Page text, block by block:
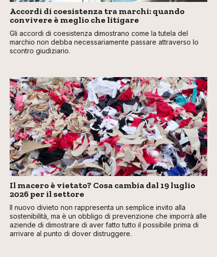
Accordi di coesistenza tra marchi: quando
convivere è meglio che litigare
Gli accordi di coesistenza dimostrano come la tutela del
marchio non debba necessariamente passare attraverso lo
scontro giudiziario.
Il macero è vietato? Cosa cambia dal 19 luglio
2026 per il settore
Il nuovo divieto non rappresenta un semplice invito alla
sostenibilità, ma è un obbligo di prevenzione che imporrà alle
aziende di dimostrare di aver fatto tutto il possibile prima di
arrivare al punto di dover distruggere.